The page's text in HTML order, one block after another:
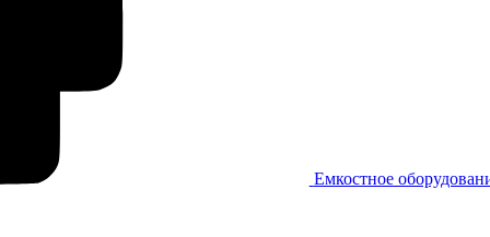
Емкостное